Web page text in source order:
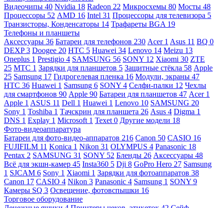
Видеочипы 40 Nvidia 18 Radeon 22 Микросхемы 80 Мосты 48
Процессоры 52 AMD 16 Intel 31 Процессоры для телевизора 5
Транзисторы, Конденсаторы 14 Трафареты BGA 19
Телефоны и планшеты
Аксессуары 36 Батареи для телефонов 230 Acer 1 Asus 11 BQ 0
DEXP3 Doogee 20 HTC 5 Huawei 34 Lenovo 14 Meizu 13
Oneplus 1 Prestigio 4 SAMSUNG 56 SONY 12 Xiaomi 30 ZTE
25 МТС 1 Зарядки для планшетов 5 Защитные стёкла 58 Apple
25 Samsung 17 Гидрогелевая пленка 16 Модули, экраны 47
HTC 36 Huawei 1 Samsung 6 SONY 4 Селфи-палки 12 Чехлы
для смартфонов 90 Apple 90 Батареи для планшетов 47 Acer 1
Apple 1 ASUS 11 Dell 1 Huawei 1 Lenovo 10 SAMSUNG 20
Sony 1 Toshiba 1 Тачскрин для планшета 26 Asus 4 Digma 1
DNS 1 Explay 1 Microsoft 1 Texet 0 Другие модели 18
Фото-видеоаппаратура
Батареи для фото-видео-аппаратов 216 Canon 50 CASIO 16
FUJIFILM 11 Konica 1 Nikon 31 OLYMPUS 4 Panasonic 18
Pentax 2 SAMSUNG 31 SONY 52 Бленды 26 Аксессуары 48
Всё для экшн-камер 45 Insta360 5 Dji 8 GoPro Hero 27 Samsung
1 SJCAM 6 Sony 1 Xiaomi 1 Зарядки для фотоаппаратов 38
Canon 17 CASIO 4 Nikon 3 Panasonic 4 Samsung 1 SONY 9
Камеры SQ 3 Освещение, фотовспышки 16
Торговое оборудование